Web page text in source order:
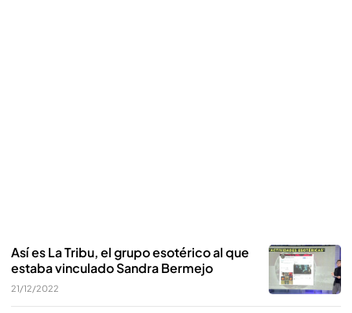
Así es La Tribu, el grupo esotérico al que
estaba vinculado Sandra Bermejo
21/12/2022